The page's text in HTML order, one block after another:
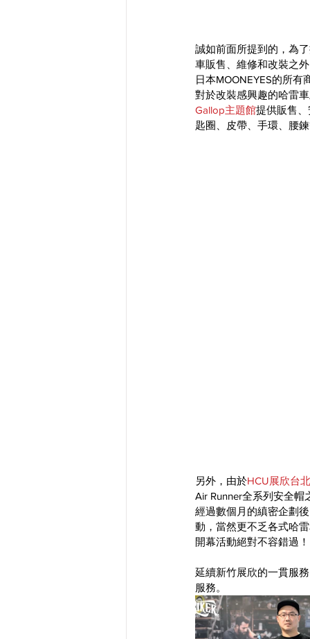
誠如前面所提到的，為
車販售、維修和改裝之
日本MOONEYES的所有
對於改裝感興趣的哈雷
Gallop主題館提供販售
匙圈、皮帶、手環、腰
另外，由於HCU展欣台
Air Runner全系列安全帽
經過數個月的縝密企劃後
動，當然更不乏各式哈
開幕活動絕對不容錯過！
延續新竹展欣的一貫服
服務。